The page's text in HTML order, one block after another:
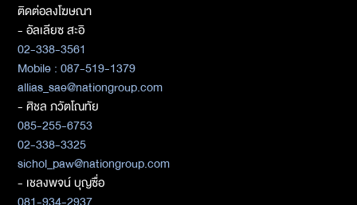
ติดต่อลงโฆษณา
- อัลเลียซ สะอิ
02-338-3561
Mobile : 087-519-1379
allias_sae@nationgroup.com
- ศิชล ภวัตโณทัย
085-255-6753
02-338-3325
sichol_paw@nationgroup.com
- เชลงพจน์ บุญซื่อ